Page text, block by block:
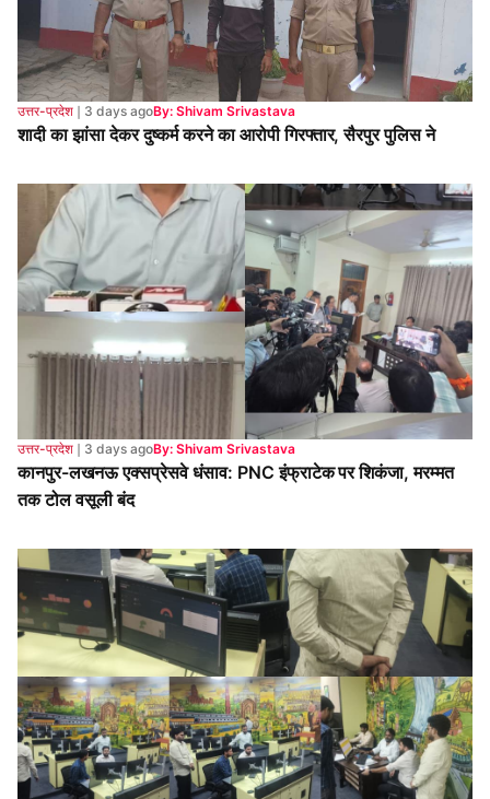
शादी का झांसा देकर दुष्कर्म करने का आरोपी गिरफ्तार, सैरपुर पुलिस ने
3 days agoBy: Shivam Srivastava
कानपुर-लखनऊ एक्सप्रेसवे धंसाव: PNC इंफ्राटेक पर शिकंजा, मरम्मत
तक टोल वसूली बंद
उत्तर-प्रदेश❘3 days agoBy: Shivam Srivastava
अपर नगर आयुक्त ने किया 311 ऐप वॉर रूम का निरीक्षण, शिकायतों